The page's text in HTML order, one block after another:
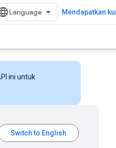
Mendapatkan
ini untuk